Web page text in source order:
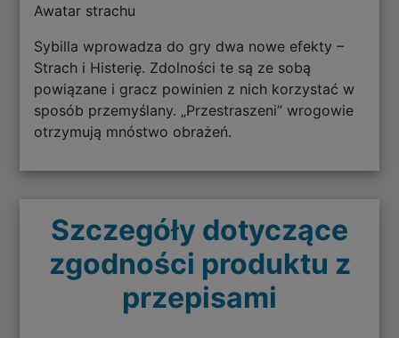
Awatar strachu
Sybilla wprowadza do gry dwa nowe efekty –
Strach i Histerię. Zdolności te są ze sobą
powiązane i gracz powinien z nich korzystać w
sposób przemyślany. „Przestraszeni” wrogowie
otrzymują mnóstwo obrażeń.
Szczegóły dotyczące
zgodności produktu z
przepisami